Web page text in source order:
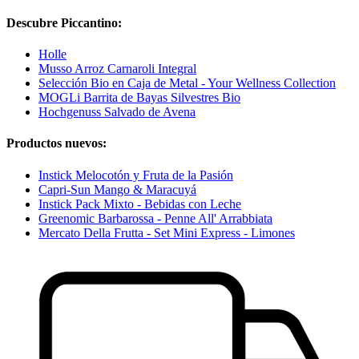
Descubre Piccantino:
Holle
Musso Arroz Carnaroli Integral
Selección Bio en Caja de Metal - Your Wellness Collection
MOGLi Barrita de Bayas Silvestres Bio
Hochgenuss Salvado de Avena
Productos nuevos:
Instick Melocotón y Fruta de la Pasión
Capri-Sun Mango & Maracuyá
Instick Pack Mixto - Bebidas con Leche
Greenomic Barbarossa - Penne All' Arrabbiata
Mercato Della Frutta - Set Mini Express - Limones